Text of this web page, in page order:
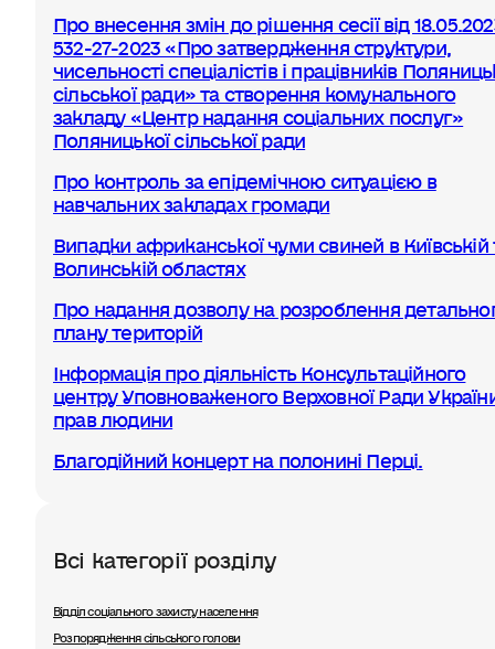
Про внесення змін до рішення сесії від
532-27-2023 «Про затвердження структури,
чисельності спеціалістів і працівників
сільської ради» та створення комунального
закладу «Центр надання соціальних послуг»
Поляницької сільської ради
Про контроль за епідемічною ситуацією в
навчальних закладах громади
Випадки африканської чуми свиней в Київській
Волинській областях
Про надання дозволу на розроблення
плану територій
Інформація про діяльність Консультаційного
центру Уповноваженого Верховної Ради
прав людини
Благодійний концерт на полонині Перці.
Всі категорії розділу
Відділ соціального захисту населення
Розпорядження сільського голови